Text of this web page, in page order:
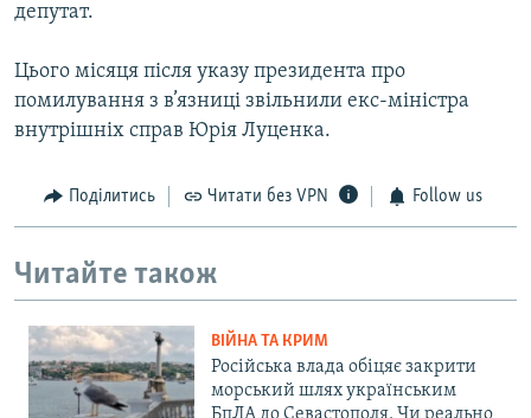
депутат.
Цього місяця після указу президента про
помилування з в’язниці звільнили екс-міністра
внутрішніх справ Юрія Луценка.
Поділитись Читати без VPN Follow us
Читайте також
ВІЙНА ТА КРИМ
Російська влада обіцяє закрити
морський шлях українським